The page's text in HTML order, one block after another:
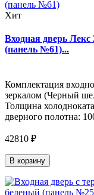
Хит
Входная дверь
(панель №61)...
Комплектация
зеркалом (Черный
Толщина
дверного полотна:
42810 ₽
В корзину